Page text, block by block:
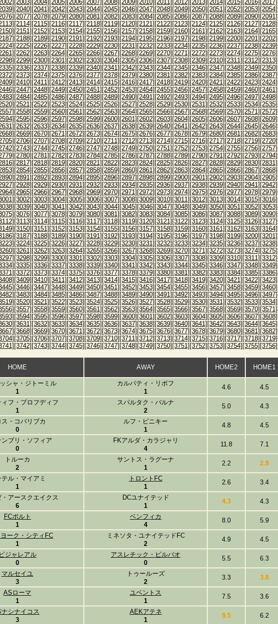
[2003] [2004] [2005] [2006] [2007] [2008] [2009] [2010] [2011] [2012] [2013] [2014] [2015] [2016] [2017]
[2040] [2041] [2042] [2043] [2044] [2045] [2046] [2047] [2048] [2049] [2050] [2051] [2052] [2053] [2054]
[2077] [2078] [2079] [2080] [2081] [2082] [2083] [2084] [2085] [2086] [2087] [2088] [2089] [2090] [2091]
[2114] [2115] [2116] [2117] [2118] [2119] [2120] [2121] [2122] [2123] [2124] [2125] [2126] [2127] [2128]
[2151] [2152] [2153] [2154] [2155] [2156] [2157] [2158] [2159] [2160] [2161] [2162] [2163] [2164] [2165]
[2188] [2189] [2190] [2191] [2192] [2193] [2194] [2195] [2196] [2197] [2198] [2199] [2200] [2201] [2202]
[2225] [2226] [2227] [2228] [2229] [2230] [2231] [2232] [2233] [2234] [2235] [2236] [2237] [2238] [2239]
[2262] [2263] [2264] [2265] [2266] [2267] [2268] [2269] [2270] [2271] [2272] [2273] [2274] [2275] [2276]
[2299] [2300] [2301] [2302] [2303] [2304] [2305] [2306] [2307] [2308] [2309] [2310] [2311] [2312] [2313]
[2336] [2337] [2338] [2339] [2340] [2341] [2342] [2343] [2344] [2345] [2346] [2347] [2348] [2349] [2350]
[2373] [2374] [2375] [2376] [2377] [2378] [2379] [2380] [2381] [2382] [2383] [2384] [2385] [2386] [2387]
[2410] [2411] [2412] [2413] [2414] [2415] [2416] [2417] [2418] [2419] [2420] [2421] [2422] [2423] [2424]
[2447] [2448] [2449] [2450] [2451] [2452] [2453] [2454] [2455] [2456] [2457] [2458] [2459] [2460] [2461]
[2484] [2485] [2486] [2487] [2488] [2489] [2490] [2491] [2492] [2493] [2494] [2495] [2496] [2497] [2498]
[2521] [2522] [2523] [2524] [2525] [2526] [2527] [2528] [2529] [2530] [2531] [2532] [2533] [2534] [2535]
[2558] [2559] [2560] [2561] [2562] [2563] [2564] [2565] [2566] [2567] [2568] [2569] [2570] [2571] [2572]
[2595] [2596] [2597] [2598] [2599] [2600] [2601] [2602] [2603] [2604] [2605] [2606] [2607] [2608] [2609]
[2632] [2633] [2634] [2635] [2636] [2637] [2638] [2639] [2640] [2641] [2642] [2643] [2644] [2645] [2646]
[2669] [2670] [2671] [2672] [2673] [2674] [2675] [2676] [2677] [2678] [2679] [2680] [2681] [2682] [2683]
[2706] [2707] [2708] [2709] [2710] [2711] [2712] [2713] [2714] [2715] [2716] [2717] [2718] [2719] [2720]
[2743] [2744] [2745] [2746] [2747] [2748] [2749] [2750] [2751] [2752] [2753] [2754] [2755] [2756] [2757]
[2780] [2781] [2782] [2783] [2784] [2785] [2786] [2787] [2788] [2789] [2790] [2791] [2792] [2793] [2794]
[2817] [2818] [2819] [2820] [2821] [2822] [2823] [2824] [2825] [2826] [2827] [2828] [2829] [2830] [2831]
[2854] [2855] [2856] [2857] [2858] [2859] [2860] [2861] [2862] [2863] [2864] [2865] [2866] [2867] [2868]
[2891] [2892] [2893] [2894] [2895] [2896] [2897] [2898] [2899] [2900] [2901] [2902] [2903] [2904] [2905]
[2928] [2929] [2930] [2931] [2932] [2933] [2934] [2935] [2936] [2937] [2938] [2939] [2940] [2941] [2942]
[2965] [2966] [2967] [2968] [2969] [2970] [2971] [2972] [2973] [2974] [2975] [2976] [2977] [2978] [2979]
[3002] [3003] [3004] [3005] [3006] [3007] [3008] [3009] [3010] [3011] [3012] [3013] [3014] [3015] [3016]
[3039] [3040] [3041] [3042] [3043] [3044] [3045] [3046] [3047] [3048] [3049] [3050] [3051] [3052] [3053]
[3076] [3077] [3078] [3079] [3080] [3081] [3082] [3083] [3084] [3085] [3086] [3087] [3088] [3089] [3090]
[3113] [3114] [3115] [3116] [3117] [3118] [3119] [3120] [3121] [3122] [3123] [3124] [3125] [3126] [3127]
[3150] [3151] [3152] [3153] [3154] [3155] [3156] [3157] [3158] [3159] [3160] [3161] [3162] [3163] [3164]
[3187] [3188] [3189] [3190] [3191] [3192] [3193] [3194] [3195] [3196] [3197] [3198] [3199] [3200] [3201]
[3224] [3225] [3226] [3227] [3228] [3229] [3230] [3231] [3232] [3233] [3234] [3235] [3236] [3237] [3238]
[3261] [3262] [3263] [3264] [3265] [3266] [3267] [3268] [3269] [3270] [3271] [3272] [3273] [3274] [3275]
[3298] [3299] [3300] [3301] [3302] [3303] [3304] [3305] [3306] [3307] [3308] [3309] [3310] [3311] [3312]
[3335] [3336] [3337] [3338] [3339] [3340] [3341] [3342] [3343] [3344] [3345] [3346] [3347] [3348] [3349]
[3372] [3373] [3374] [3375] [3376] [3377] [3378] [3379] [3380] [3381] [3382] [3383] [3384] [3385] [3386]
[3409] [3410] [3411] [3412] [3413] [3414] [3415] [3416] [3417] [3418] [3419] [3420] [3421] [3422] [3423]
[3446] [3447] [3448] [3449] [3450] [3451] [3452] [3453] [3454] [3455] [3456] [3457] [3458] [3459] [3460]
[3483] [3484] [3485] [3486] [3487] [3488] [3489] [3490] [3491] [3492] [3493] [3494] [3495] [3496] [3497]
[3520] [3521] [3522] [3523] [3524] [3525] [3526] [3527] [3528] [3529] [3530] [3531] [3532] [3533] [3534]
[3557] [3558] [3559] [3560] [3561] [3562] [3563] [3564] [3565] [3566] [3567] [3568] [3569] [3570] [3571]
[3594] [3595] [3596] [3597] [3598] [3599] [3600] [3601] [3602] [3603] [3604] [3605] [3606] [3607] [3608]
[3631] [3632] [3633] [3634] [3635] [3636] [3637] [3638] [3639] [3640] [3641] [3642] [3643] [3644] [3645]
[3668] [3669] [3670] [3671] [3672] [3673] [3674] [3675] [3676] [3677] [3678] [3679] [3680] [3681] [3682]
[3705] [3706] [3707] [3708] [3709] [3710] [3711] [3712] [3713] [3714] [3715] [3716] [3717] [3718] [3719]
[3742] [3743] [3744] [3745] [3746] [3747] [3748] [3749] [3750] [3751] [3752] [3753] [3754] [3755] [3756]
HOME AWAY HOME2 HOME1
シャ・ジトーミル
1
カルパティ・リボフ
1
4.6 4.5
ィフ・プロフディフ
1
スパルタク・バルナ
2
5.0 4.3
ス・コバリブカ
0
ルフ・ビニキー
1
4.8 4.5
ンブリ・ソフィア
0
FKアルダ・カラジャリ
4
11.8 7.1
トルーカ
2
サントス・ラグーナ
1
2.2 2.9
テル・マイアミ
1
トロントFC
1
2.6 3.4
アースクエイクス
6
DCユナイテッド
1
4.3 4.3
FCポルト
1
ベンフィカ
4
8.0 5.9
ーク・シティFC
1
ミネソタ・ユナイテッドFC
2
4.9 4.5
ビジャレアル
0
アスレチック・ビルバオ
0
5.5 6.3
マルセイユ
3
トゥールーズ
2
3.3 3.8
ASローマ
1
ユベントス
1
7.5 3.6
ナシナイコス
3
AEKアテネ
1
9.5 6.2